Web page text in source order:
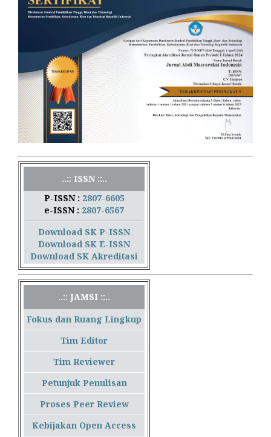
..:: ISSN ::..
P-ISSN : 2807-6605
e-ISSN : 2807-6567
Download SK P-ISSN
Download SK E-ISSN
Download SK Akreditasi
..:: JAMSI ::..
Fokus dan Ruang Lingkup
Tim Editor
Tim Reviewer
Petunjuk Penulisan
Proses Peer Review
Kebijakan Open Access